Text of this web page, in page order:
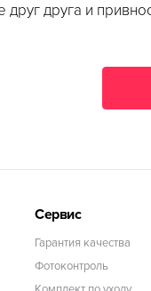
друга и
Сервис
Гарантия качества
Фотоконтроль